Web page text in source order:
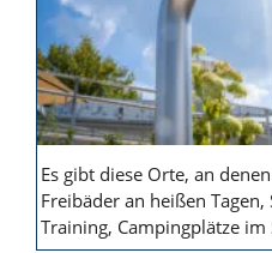
Es gibt diese Orte, an
Freibäder an heißen
Training, Campingplätze